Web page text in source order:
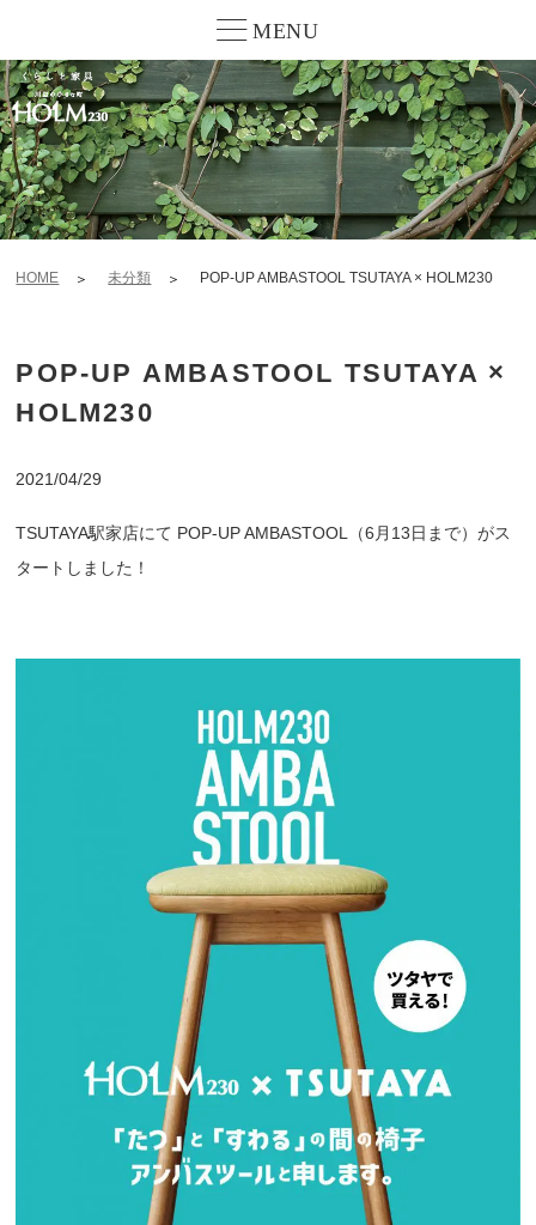
MENU
HOME 未分類 POP-UP AMBASTOOL TSUTAYA × HOLM230
POP-UP AMBASTOOL TSUTAYA ×
HOLM230
2021/04/29
TSUTAYA駅家店にて POP-UP AMBASTOOL（6月13日まで）がス
タートしました！